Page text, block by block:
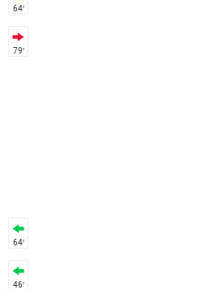
64′
79′
64′
46′